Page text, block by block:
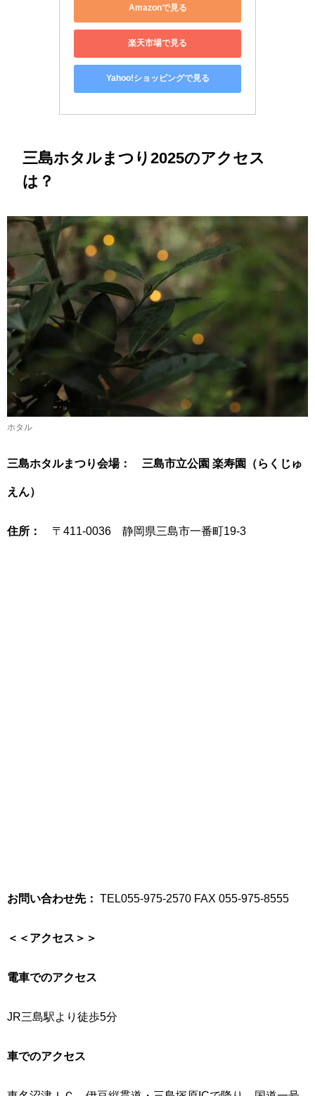
Amazonで見る
楽天市場で見る
Yahoo!ショッピングで見る
三島ホタルまつり 2025のアクセス
は？
ホタル
三島ホタルまつり会場： 三島市立公園 楽寿園（らくじゅ
えん）
住所： 〒411-0036 静岡県三島市一番町19-3
お問い合わせ先： TEL055-975-2570 FAX 055-975-8555
＜＜アクセス＞＞
電車でのアクセス
JR三島駅より徒歩5分
車でのアクセス